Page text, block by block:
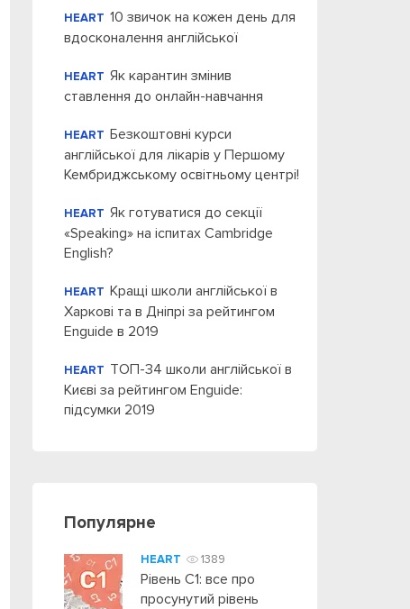
HEART 10 звичок на кожен день для
вдосконалення англійської
HEART Як карантин змінив
ставлення до онлайн-навчання
HEART Безкоштовні курси
англійської для лікарів у Першому
Кембриджському освітньому центрі!
HEART Як готуватися до секції
«Speaking» на іспитах Cambridge
English?
HEART Кращі школи англійської в
Харкові та в Дніпрі за рейтингом
Enguide в 2019
HEART ТОП-34 школи англійської в
Києві за рейтингом Enguide:
підсумки 2019
Популярне
HEART 1389
Рівень C1: все про
просунутий рівень